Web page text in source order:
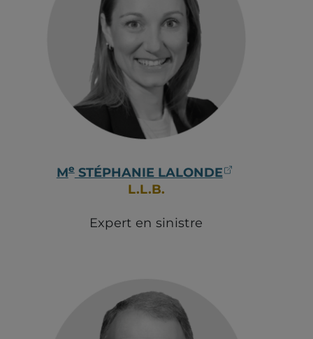
MeSTÉPHANIE LALONDE
L.L.B.
Expert en sinistre